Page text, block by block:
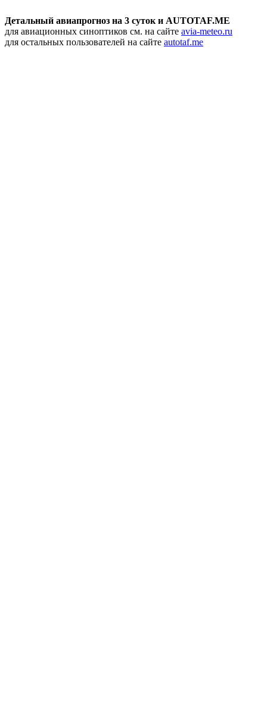
Детальный авиапрогноз на 3 суток и AUTOTAF.ME
для авиационных синоптиков см. на сайте avia-meteo.ru
для остальных пользователей на сайте autotaf.me